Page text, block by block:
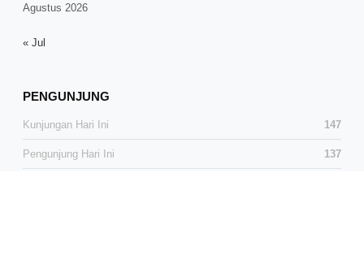
Agustus 2026
« Jul
PENGUNJUNG
Kunjungan Hari Ini 147
Pengunjung Hari Ini 137